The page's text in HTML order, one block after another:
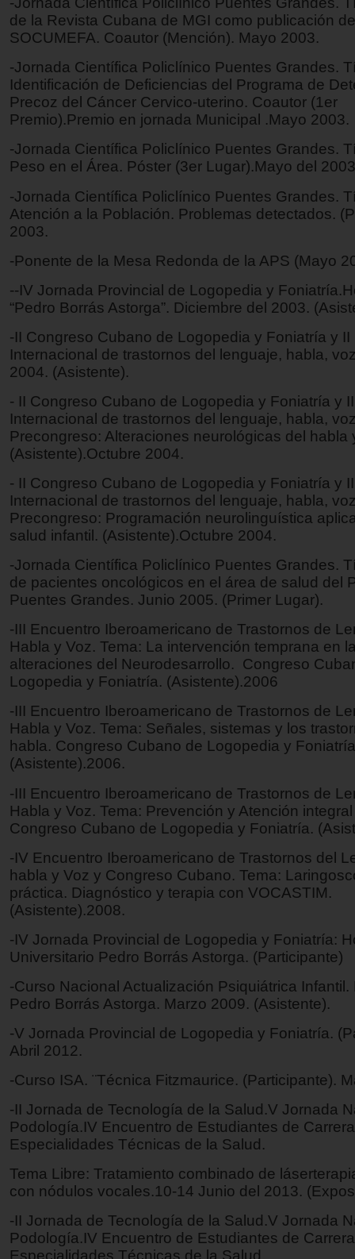
de la Revista Cubana de MGI como publicación
SOCUMEFA. Coautor (Mención). Mayo 2003.
-Jornada Científica Policlínico Puentes Grandes.
Identificación de Deficiencias del Programa de
Precoz del Cáncer Cervico-uterino. Coautor (1er
Premio).Premio en jornada Municipal .Mayo 2003.
-Jornada Científica Policlínico Puentes Grandes.
Peso en el Área. Póster (3er Lugar).Mayo del
-Jornada Científica Policlínico Puentes Grandes.
Atención a la Población. Problemas detectados.
2003.
-Ponente de la Mesa Redonda de la APS (Mayo
--IV Jornada Provincial de Logopedia y
“Pedro Borrás Astorga”. Diciembre del 2003.
-II Congreso Cubano de Logopedia y Foniatría y II
Internacional de trastornos del lenguaje, habla,
2004. (Asistente).
- II Congreso Cubano de Logopedia y Foniatría y
Internacional de trastornos del lenguaje, habla,
Precongreso: Alteraciones neurológicas del habla
(Asistente).Octubre 2004.
- II Congreso Cubano de Logopedia y Foniatría y
Internacional de trastornos del lenguaje, habla,
Precongreso: Programación neurolinguística
salud infantil. (Asistente).Octubre 2004.
-Jornada Científica Policlínico Puentes Grandes.
de pacientes oncológicos en el área de salud del
Puentes Grandes. Junio 2005. (Primer Lugar).
-III Encuentro Iberoamericano de Trastornos de
Habla y Voz. Tema: La intervención temprana en
alteraciones del Neurodesarrollo. Congreso
Logopedia y Foniatría. (Asistente).2006
-III Encuentro Iberoamericano de Trastornos de
Habla y Voz. Tema: Señales, sistemas y los
habla. Congreso Cubano de Logopedia y
(Asistente).2006.
-III Encuentro Iberoamericano de Trastornos de
Habla y Voz. Tema: Prevención y Atención
Congreso Cubano de Logopedia y Foniatría.
-IV Encuentro Iberoamericano de Trastornos del
habla y Voz y Congreso Cubano. Tema:
práctica. Diagnóstico y terapia con VOCASTIM.
(Asistente).2008.
-IV Jornada Provincial de Logopedia y Foniatría:
Universitario Pedro Borrás Astorga. (Participante)
-Curso Nacional Actualización Psiquiátrica Infantil.
Pedro Borrás Astorga. Marzo 2009. (Asistente).
-V Jornada Provincial de Logopedia y Foniatría.
Abril 2012.
-Curso ISA. ¨Técnica Fitzmaurice. (Participante).
-II Jornada de Tecnología de la Salud.V Jornada
Podología.IV Encuentro de Estudiantes de
Especialidades Técnicas de la Salud.
Tema Libre: Tratamiento combinado de
con nódulos vocales.10-14 Junio del 2013.
-II Jornada de Tecnología de la Salud.V Jornada
Podología.IV Encuentro de Estudiantes de